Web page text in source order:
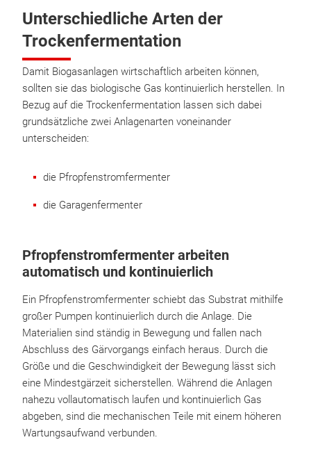
Unterschiedliche Arten der
Trockenfermentation
Damit Biogasanlagen wirtschaftlich arbeiten können,
sollten sie das biologische Gas kontinuierlich herstellen. In
Bezug auf die Trockenfermentation lassen sich dabei
grundsätzliche zwei Anlagenarten voneinander
unterscheiden:
die Pfropfenstromfermenter
die Garagenfermenter
Pfropfenstromfermenter arbeiten
automatisch und kontinuierlich
Ein Pfropfenstromfermenter schiebt das Substrat mithilfe
großer Pumpen kontinuierlich durch die Anlage. Die
Materialien sind ständig in Bewegung und fallen nach
Abschluss des Gärvorgangs einfach heraus. Durch die
Größe und die Geschwindigkeit der Bewegung lässt sich
eine Mindestgärzeit sicherstellen. Während die Anlagen
nahezu vollautomatisch laufen und kontinuierlich Gas
abgeben, sind die mechanischen Teile mit einem höheren
Wartungsaufwand verbunden.